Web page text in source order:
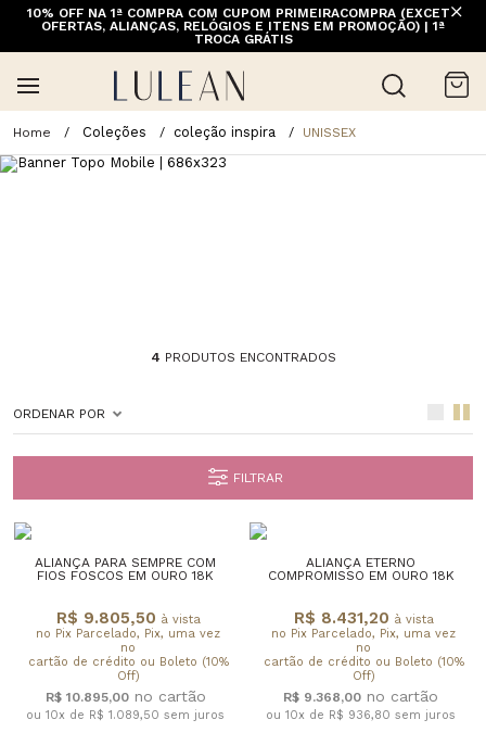
10% OFF NA 1ª COMPRA COM CUPOM PRIMEIRACOMPRA (EXCETO
OFERTAS, ALIANÇAS, RELÓGIOS E ITENS EM PROMOÇÃO) | 1ª
TROCA GRÁTIS
FRETE GRÁTIS ACIMA DE 399 PARA REGIÕES SELECIONADAS
(EXCETO LINHA HOME)
Coleções coleção inspira UNISSEX
4 PRODUTOS ENCONTRADOS
ORDENAR POR
FILTRAR
ALIANÇA PARA SEMPRE COM
FIOS FOSCOS EM OURO 18K
R$ 9.805,50 à vista
no Pix Parcelado, Pix, uma vez
no
cartão de crédito ou Boleto (10%
Off)
R$ 10.895,00
ou 10x de R$ 1.089,50 sem juros
ALIANÇA ETERNO
COMPROMISSO EM OURO 18K
R$ 8.431,20 à vista
no Pix Parcelado, Pix, uma vez
no
cartão de crédito ou Boleto (10%
Off)
R$ 9.368,00
ou 10x de R$ 936,80 sem juros